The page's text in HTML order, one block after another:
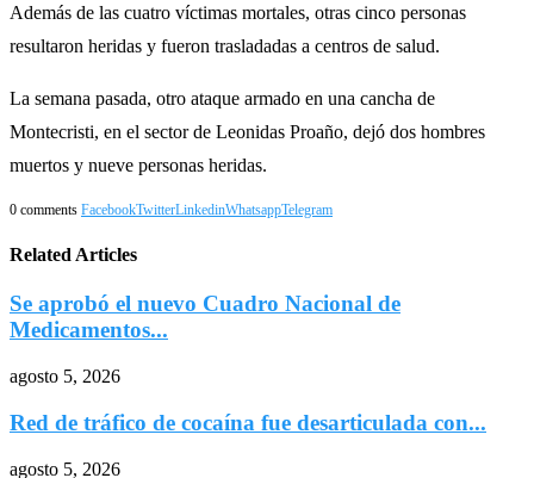
Además de las cuatro víctimas mortales, otras cinco personas
resultaron heridas y fueron trasladadas a centros de salud.
La semana pasada, otro ataque armado en una cancha de
Montecristi, en el sector de Leonidas Proaño, dejó dos hombres
muertos y nueve personas heridas.
0 comments FacebookTwitterLinkedinWhatsappTelegram
Related Articles
Se aprobó el nuevo Cuadro Nacional de
Medicamentos...
agosto 5, 2026
Red de tráfico de cocaína fue desarticulada con...
agosto 5, 2026